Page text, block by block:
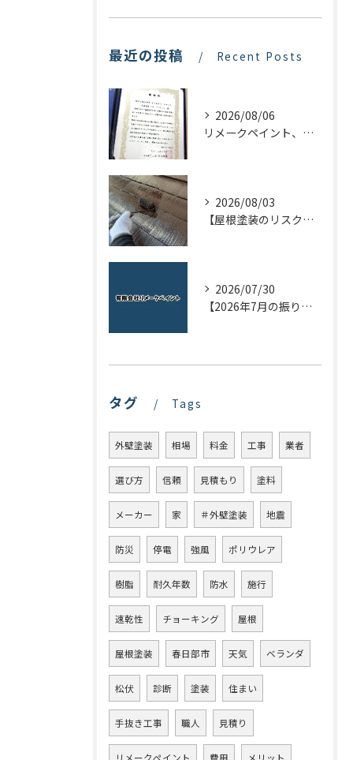
最近の投稿 Recent Posts
2026/08/06
リメークペイント、感謝状を頂く！
2026/08/03
【屋根塗装のリスクを下げる！】屋根の点検はドローンで！
2026/07/30
【2026年7月の振り返り】リメークペイントブログまとめ
タグ Tags
外壁塗装 相場 料金 工事 業者
選び方 信頼 見積もり 塗料
メーカー 家 ＃外壁塗装 地震
防災 停電 強風 ポリウレア
樹脂 耐久年数 防水 施行
速乾性 チョーキング 屋根
屋根塗装 春日部市 天気 ベランダ
松伏 診断 塗装 住まい
手抜き工事 職人 見積り